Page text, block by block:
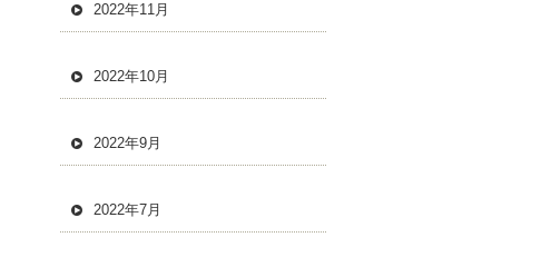
2022年11月
2022年10月
2022年9月
2022年7月